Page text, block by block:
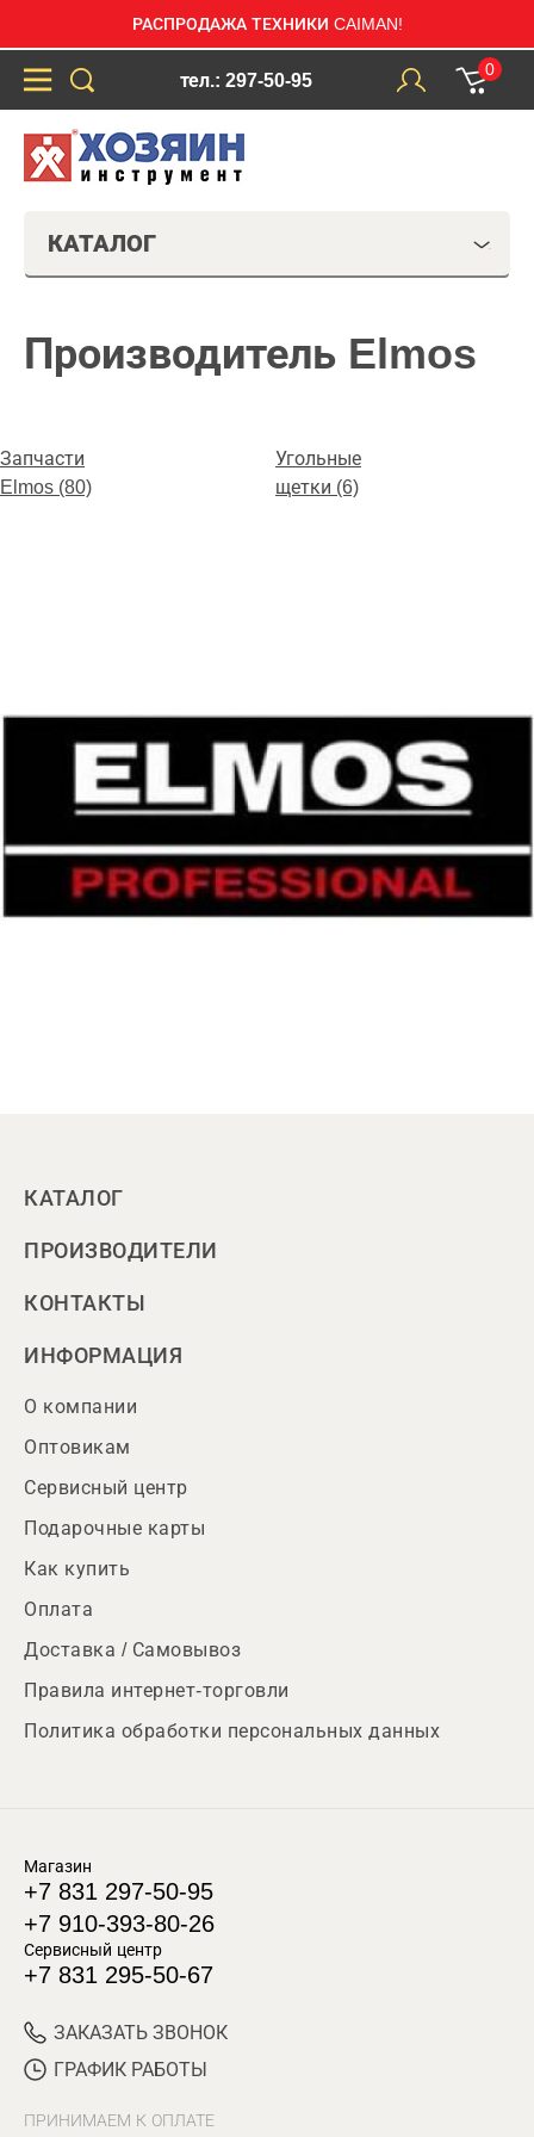
РАСПРОДАЖА ТЕХНИКИ CAIMAN!
тел.: 297-50-95
0
КАТАЛОГ
Производитель Elmos
Запчасти
Elmos (80)
Угольные
щетки (6)
КАТАЛОГ
ПРОИЗВОДИТЕЛИ
КОНТАКТЫ
ИНФОРМАЦИЯ
О компании
Оптовикам
Сервисный центр
Подарочные карты
Как купить
Оплата
Доставка / Самовывоз
Правила интернет-торговли
Политика обработки персональных данных
Магазин
+7 831 297-50-95
+7 910-393-80-26
Сервисный центр
+7 831 295-50-67
ЗАКАЗАТЬ ЗВОНОК
ГРАФИК РАБОТЫ
ПРИНИМАЕМ К ОПЛАТЕ